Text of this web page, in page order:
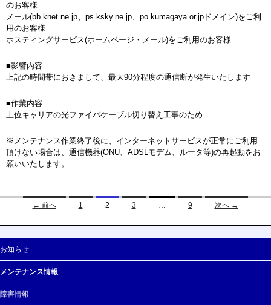
のお客様
メール(bb.knet.ne.jp、ps.ksky.ne.jp、po.kumagaya.or.jpドメイン)をご利
用のお客様
ホスティングサービス(ホームページ・メール)をご利用のお客様
■影響内容
上記の時間帯におきまして、最大90分程度の通信断が発生いたします
■作業内容
上位キャリアの光ファイバケーブル切り替え工事のため
※メンテナンス作業終了後に、インターネットサービスが正常にご利用
頂けない場合は、通信機器(ONU、ADSLモデム、ルータ等)の再起動をお
願いいたします。
投稿ナビゲーション
← 前へ 1 2 3 … 9 次へ →
お知らせ
メンテナンス情報
障害情報